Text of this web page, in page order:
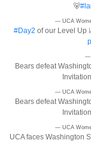
🐻
— UCA
#Day2 of our Level Up
—
Bears defeat
— UCA
Bears defeat
— UCA
UCA faces Washington